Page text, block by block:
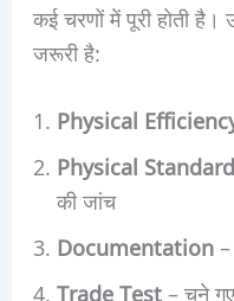
कई चरणों में पूरी होती है।
जरूरी है:
Physical
Physical
की जांच
Documentation–
Trade Test– चुने